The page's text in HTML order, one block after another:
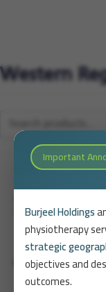
Western
Quick Links
Burjeel Holdings
physiotherapy
strategic
objectives and
outcomes.